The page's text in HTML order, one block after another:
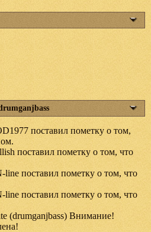
поставил пометку о том,
поставил пометку о том, что
line поставил пометку о том, что
line поставил пометку о том, что
(drumganjbass) Внимание!